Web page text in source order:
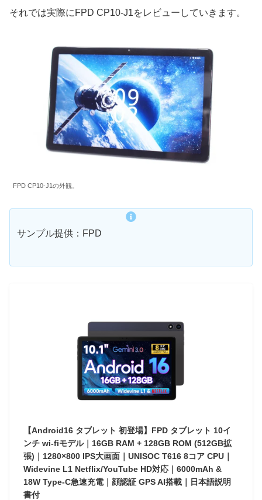
それでは実際にFPD CP10-J1をレビューしていきます。
FPD CP10-J1の外観。
サンプル提供：FPD
【Android16 タブレット 初登場】FPD タブレット 10イ
ンチ wi-fiモデル｜16GB RAM + 128GB ROM (512GB拡
張)｜1280×800 IPS大画面｜UNISOC T616 8コア CPU｜
Widevine L1 Netflix/YouTube HD対応｜6000mAh &
18W Type-C急速充電｜顔認証 GPS AI搭載｜日本語説明
書付